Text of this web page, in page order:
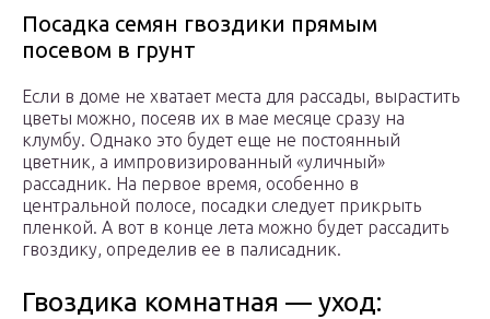
Посадка семян гвоздики прямым
посевом в грунт
Если в доме не хватает места для рассады, вырастить
цветы можно, посеяв их в мае месяце сразу на
клумбу. Однако это будет еще не постоянный
цветник, а импровизированный «уличный»
рассадник. На первое время, особенно в
центральной полосе, посадки следует прикрыть
пленкой. А вот в конце лета можно будет рассадить
гвоздику, определив ее в палисадник.
Гвоздика комнатная — уход: